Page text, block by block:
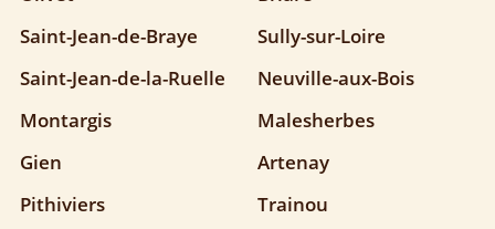
Saint-Jean-de-Braye
Saint-Jean-de-la-Ruelle
Montargis
Gien
Pithiviers
Sully-sur-Loire
Neuville-aux-Bois
Malesherbes
Artenay
Trainou